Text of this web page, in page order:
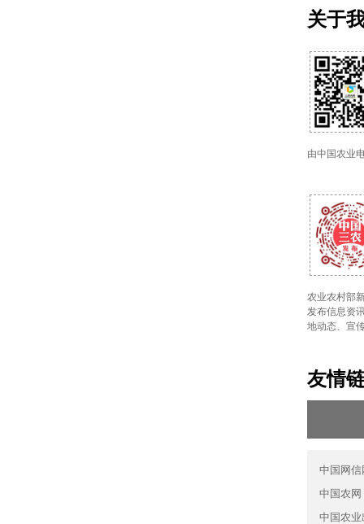
关于
由中国农业
农业农村部
发布信息资
地动态、宣
友情
中国网信
中国农网
中国农业